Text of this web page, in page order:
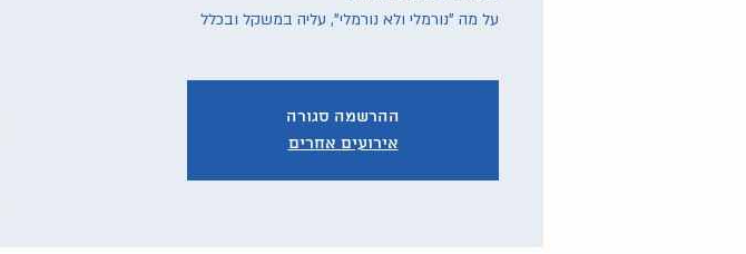
על מה "נורמלי ולא נורמלי", עליה במשקל ובכלל
ההרשמה סגורה
אירועים אחרים